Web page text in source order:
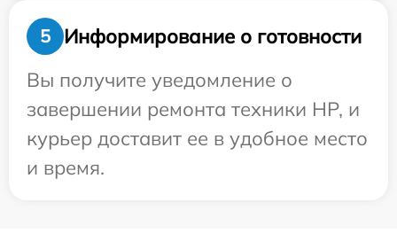
5
Информирование о готовности
Вы получите уведомление о
завершении ремонта техники HP, и
курьер доставит ее в удобное место
и время.